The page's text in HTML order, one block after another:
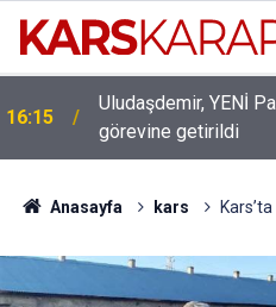
16:15
Uludaşdemir, YENİ
görevine getirildi
Anasayfa kars